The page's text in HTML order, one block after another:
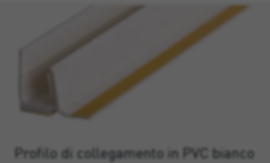
Profilo di collegamento in PVC bianco